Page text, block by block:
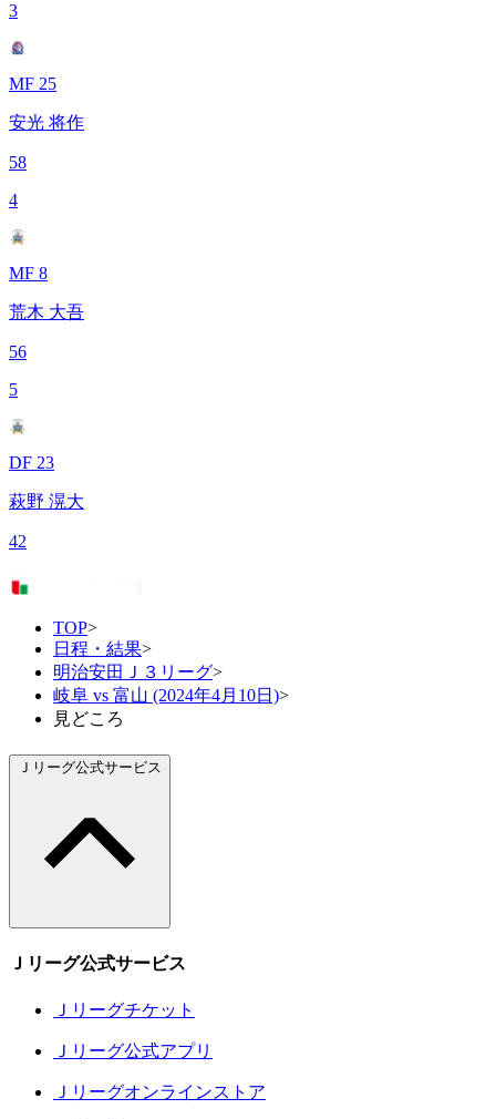
3
MF 25
安光 将作
58
4
MF 8
荒木 大吾
56
5
DF 23
萩野 滉大
42
TOP>
日程・結果>
明治安田Ｊ３リーグ>
岐阜 vs 富山 (2024年4月10日)>
見どころ
Ｊリーグ公式サービス
Ｊリーグ公式サービス
Ｊリーグチケット
Ｊリーグ公式アプリ
Ｊリーグオンラインストア